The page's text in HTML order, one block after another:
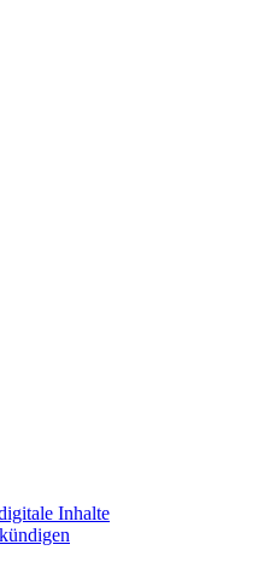
Inhalte